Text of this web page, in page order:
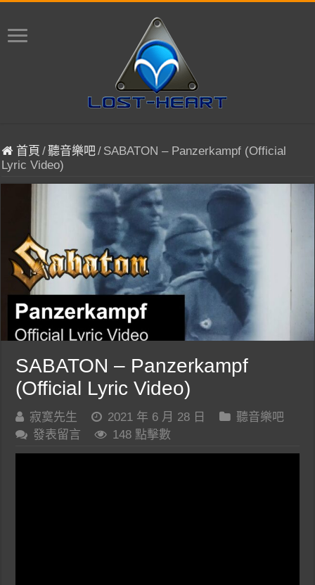
首頁 /聽音樂吧/ SABATON – Panzerkampf (Official
Lyric Video)
SABATON – Panzerkampf
(Official Lyric Video)
寂寞先生 2021 年 6 月 28 日
聽音樂吧
發表留言
148 點擊數